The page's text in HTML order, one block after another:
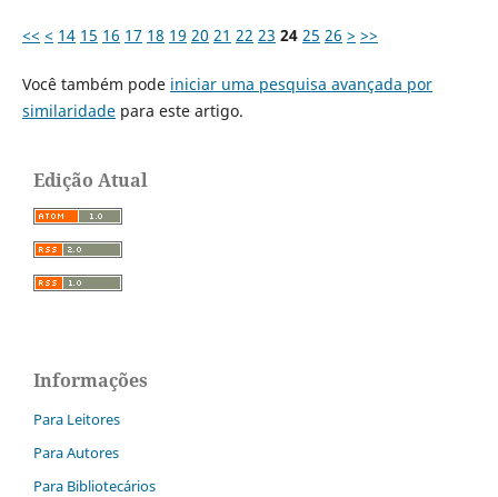
<< < 14 15 16 17 18 19 20 21 22 23 24 25 26 > >>
Você também pode iniciar uma pesquisa avançada por
similaridadepara este artigo.
Edição Atual
Informações
Para Leitores
Para Autores
Para Bibliotecários